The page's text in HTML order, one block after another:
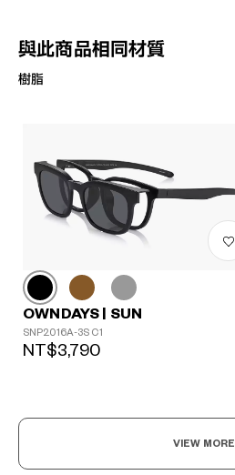
與此商品相同材質
樹脂
OWNDAYS | SUN
SNP2016A-3S C1
NT$3,790
VIEW MORE